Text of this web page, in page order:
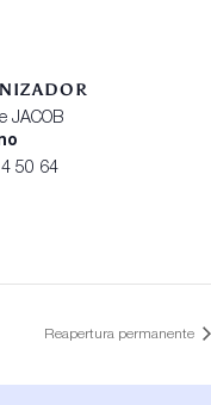
JACOB
50 64
Reapertura permanente